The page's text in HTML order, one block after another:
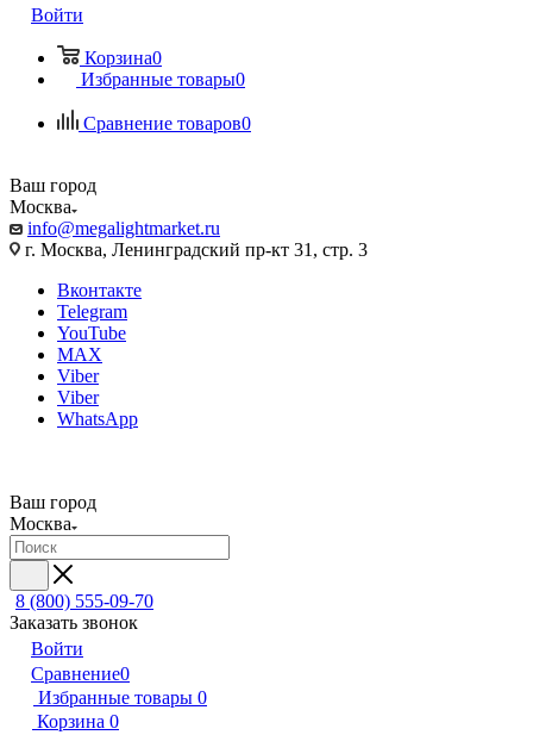
Войти
Корзина0
Избранные товары0
Сравнение товаров0
Ваш город
Москва
info@megalightmarket.ru
г. Москва, Ленинградский пр-кт 31, стр. 3
Вконтакте
Telegram
YouTube
MAX
Viber
Viber
WhatsApp
Ваш город
Москва
8 (800) 555-09-70
Заказать звонок
Войти
Сравнение0
Избранные товары 0
Корзина 0